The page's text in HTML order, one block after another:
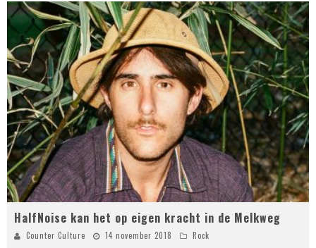
HalfNoise kan het op eigen kracht in de Melkweg
Counter Culture 14 november 2018 Rock